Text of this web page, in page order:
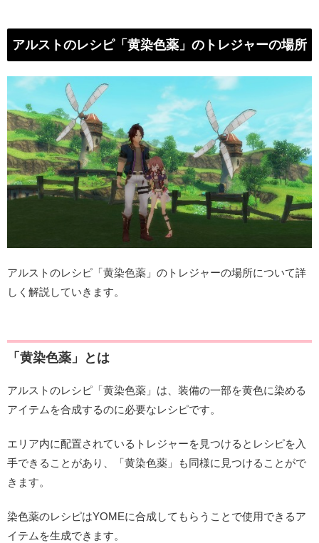
アルストのレシピ「黄染色薬」のトレジャーの場所
アルストのレシピ「黄染色薬」のトレジャーの場所について詳
しく解説していきます。
「黄染色薬」とは
アルストのレシピ「黄染色薬」は、装備の一部を黄色に染める
アイテムを合成するのに必要なレシピです。
エリア内に配置されているトレジャーを見つけるとレシピを入
手できることがあり、「黄染色薬」も同様に見つけることがで
きます。
染色薬のレシピはYOMEに合成してもらうことで使用できるア
イテムを生成できます。